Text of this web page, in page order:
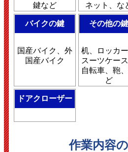
鍵など
ネット、な
バイクの鍵
国産バイク、外
国産バイク
その他の鍵
机、ロッカー
スーツケース
自転車、鞄
ど
ドアクローザー
作業内容